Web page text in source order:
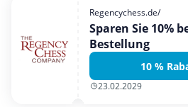
Regencychess.de/
Sparen Sie 10%
Bestellung
10 %
23.02.2029